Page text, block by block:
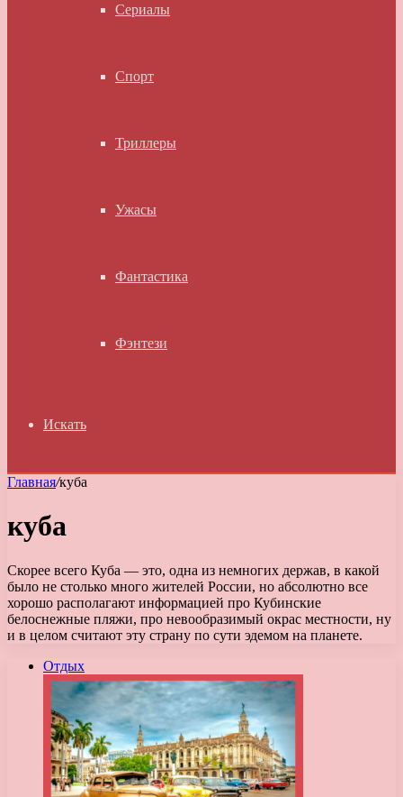
Сериалы
Спорт
Триллеры
Ужасы
Фантастика
Фэнтези
Искать
Главная/куба
куба
Скорее всего Куба — это, одна из немногих держав, в какой
было не столько много жителей России, но абсолютно все
хорошо располагают информацией про Кубинские
белоснежные пляжи, про невообразимый окрас местности, ну
и в целом считают эту страну по сути эдемом на планете.
Отдых